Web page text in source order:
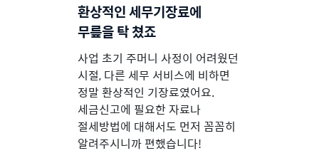
환상적인 세무기장료에
무릎을 탁 쳤죠
사업 초기 주머니 사정이 어려웠던
시절, 다른 세무 서비스에 비하면
정말 환상적인 기장료였어요.
세금신고에 필요한 자료나
절세방법에 대해서도 먼저 꼼꼼히
알려주시니까 편했습니다!